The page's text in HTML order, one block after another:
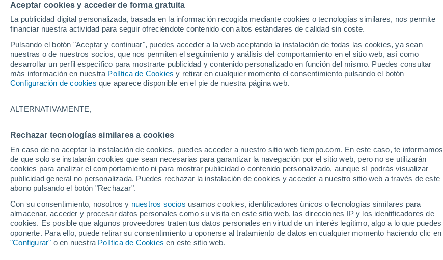
Aceptar cookies y acceder de forma gratuita
La publicidad digital personalizada, basada en la información recogida mediante cookies o tecnologías similares, nos permite
financiar nuestra actividad para seguir ofreciéndote contenido con altos estándares de calidad sin coste.
Pulsando el botón "Aceptar y continuar", puedes acceder a la web aceptando la instalación de todas las cookies, ya sean
nuestras o de nuestros socios, que nos permiten el seguimiento y análisis del comportamiento en el sitio web, así como
desarrollar un perfil específico para mostrarte publicidad y contenido personalizado en función del mismo. Puedes consultar
más información en nuestra Política de Cookies y retirar en cualquier momento el consentimiento pulsando el botón
Configuración de cookies que aparece disponible en el pie de nuestra página web.
ALTERNATIVAMENTE,
Rechazar tecnologías similares a cookies
En caso de no aceptar la instalación de cookies, puedes acceder a nuestro sitio web tiempo.com. En este caso, te informamos
de que solo se instalarán cookies que sean necesarias para garantizar la navegación por el sitio web, pero no se utilizarán
cookies para analizar el comportamiento ni para mostrar publicidad o contenido personalizado, aunque sí podrás visualizar
publicidad general no personalizada. Puedes rechazar la instalación de cookies y acceder a nuestro sitio web a través de este
abono pulsando el botón "Rechazar".
Con su consentimiento, nosotros y nuestros socios usamos cookies, identificadores únicos o tecnologías similares para
almacenar, acceder y procesar datos personales como su visita en este sitio web, las direcciones IP y los identificadores de
cookies. Es posible que algunos proveedores traten tus datos personales en virtud de un interés legítimo, algo a lo que puedes
oponerte. Para ello, puede retirar su consentimiento u oponerse al tratamiento de datos en cualquier momento haciendo clic en
"Configurar" o en nuestra Política de Cookies en este sitio web.
Inicio Ram Luna llena
Archivos de la etiqueta: Luna llena
FOTOS Y ANIMACIONES
02 Mar 2018
Marzo de 2018 viene con dos Lunas llenas
La mayoría de los meses solo tienen una Luna llena. Este mes tiene dos: 2 de
NOTICIAS
La Luna llena afecta a la lluvia
La Luna llena sí afecta a la lluvia, según un estudio de la Universidad de
una relación directa con las fases de la luna.
FOTOS Y ANIMACIONES
03 Dic 2017